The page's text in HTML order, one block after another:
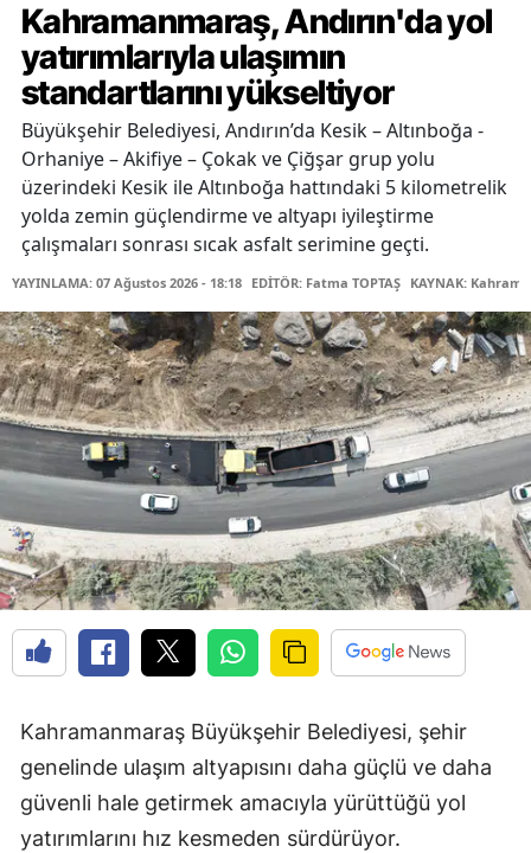
Kahramanmaraş, Andırın'da yol
yatırımlarıyla ulaşımın
standartlarını yükseltiyor
Büyükşehir Belediyesi, Andırın’da Kesik – Altınboğa -
Orhaniye – Akifiye – Çokak ve Çiğşar grup yolu
üzerindeki Kesik ile Altınboğa hattındaki 5 kilometrelik
yolda zemin güçlendirme ve altyapı iyileştirme
çalışmaları sonrası sıcak asfalt serimine geçti.
YAYINLAMA: 07 Ağustos 2026 - 18:18 EDİTÖR: Fatma TOPTAŞ KAYNAK:
Kahramanmaraş Büyükşehir Belediyesi, şehir
genelinde ulaşım altyapısını daha güçlü ve daha
güvenli hale getirmek amacıyla yürüttüğü yol
yatırımlarını hız kesmeden sürdürüyor.